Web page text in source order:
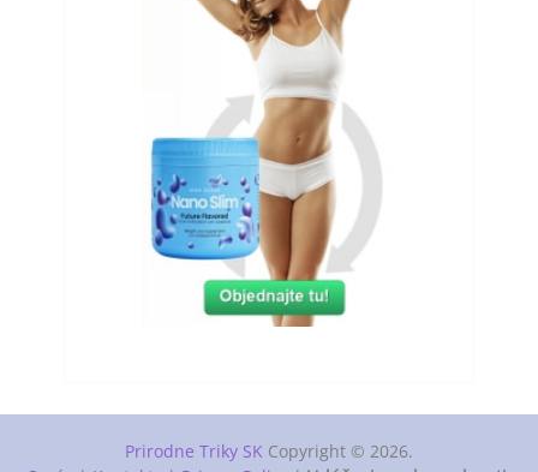
Prirodne Triky SKCopyright © 2026.